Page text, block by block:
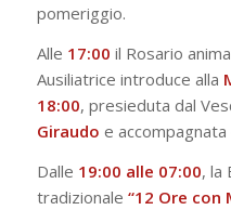
pomeriggio.
Alle 17:00 il Rosario
Ausiliatrice introduce alla
18:00, presieduta dal
Giraudo e accompagnata
Dalle 19:00 alle 07:00, la
tradizionale “12 Ore con